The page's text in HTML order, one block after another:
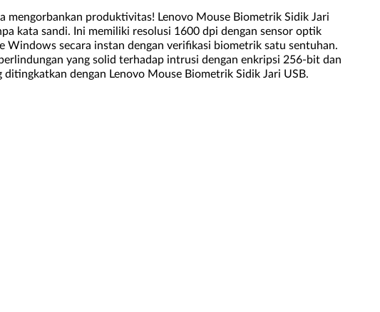
mengorbankan produktivitas! Lenovo Mouse Biometrik Sidik Jari
kata sandi. Ini memiliki resolusi 1600 dpi dengan sensor optik
secara instan dengan verifikasi biometrik satu sentuhan.
yang solid terhadap intrusi dengan enkripsi 256-bit dan
dengan Lenovo Mouse Biometrik Sidik Jari USB.